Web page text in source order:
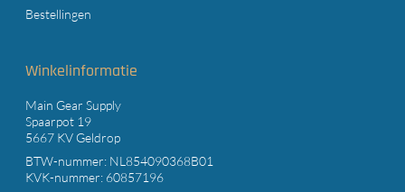
Bestellingen
Winkelinformatie
Main Gear Supply
Spaarpot 19
5667 KV Geldrop
BTW-nummer: NL854090368B01
KVK-nummer: 60857196